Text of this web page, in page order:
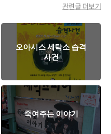
관련글 더보기
오아시스 세탁소 습격
사건
죽여주는 이야기